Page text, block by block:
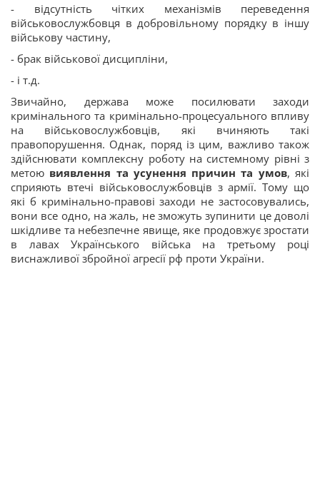
- відсутність чітких механізмів переведення
військовослужбовця в добровільному порядку в іншу
військову частину,
- брак військової дисципліни,
- і т.д.
Звичайно, держава може посилювати заходи
кримінального та кримінально-процесуального впливу
на військовослужбовців, які вчиняють такі
правопорушення. Однак, поряд із цим, важливо також
здійснювати комплексну роботу на системному рівні з
метою виявлення та усунення причин та умов, які
сприяють втечі військовослужбовців з армії. Тому що
які б кримінально-правові заходи не застосовувались,
вони все одно, на жаль, не зможуть зупинити це доволі
шкідливе та небезпечне явище, яке продовжує зростати
в лавах Українського війська на третьому році
виснажливої збройної агресії рф проти України.